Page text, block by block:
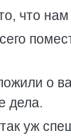
что
о
дела.
уж